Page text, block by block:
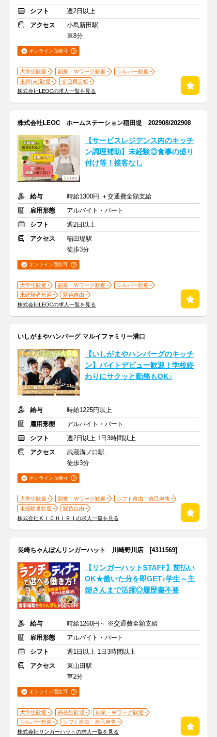
シフト
週2日以上
アクセス
小島新田駅
車8分
オンライン面接可
大学生歓迎 副業・Ｗワーク歓迎
シルバー歓迎
主婦(夫)歓迎
交通費支給
株式会社LEOCの求人一覧を見る
株式会社LEOC ホームステーション稲田堤 202908/202908
【サービスレジデンス内のキッチ
ン調理補助】未経験◎食事の盛り
付け等！接客なし
給与
時給1300円 ＋交通費全額支給
雇用形態
アルバイト・パート
シフト
週2日以上
アクセス
稲田堤駅
徒歩3分
オンライン面接可
大学生歓迎 副業・Ｗワーク歓迎
シルバー歓迎
未経験者歓迎
髪色自由
株式会社LEOCの求人一覧を見る
いしがまやハンバーグ マルイファミリー溝口
【いしがまやハンバーグのキッチ
ン】バイトデビュー歓迎！学校終
わりにサクッと勤務もOK♪
給与
時給1225円以上
雇用形態
アルバイト・パート
シフト
週2日以上 1日3時間以上
アクセス
武蔵溝ノ口駅
徒歩3分
オンライン面接可
大学生歓迎 副業・Ｗワーク歓迎
シフト自由・自己申告
未経験者歓迎
髪色自由
株式会社ＫＩＣＨＩＲＩの求人一覧を見る
長崎ちゃんぽんリンガーハット 川崎野川店 [4311569]
【リンガーハットSTAFF】前払い
OK★働いた分を即GET♪学生～主
婦さんまで活躍◎履歴書不要
給与
時給1260円～ ※交通費全額支給
雇用形態
アルバイト・パート
シフト
週1日以上 1日3時間以上
アクセス
東山田駅
車2分
オンライン面接可
大学生歓迎 高校生歓迎
副業・Ｗワーク歓迎
シルバー歓迎
シフト自由・自己申告
株式会社リンガーハットの求人一覧を見る